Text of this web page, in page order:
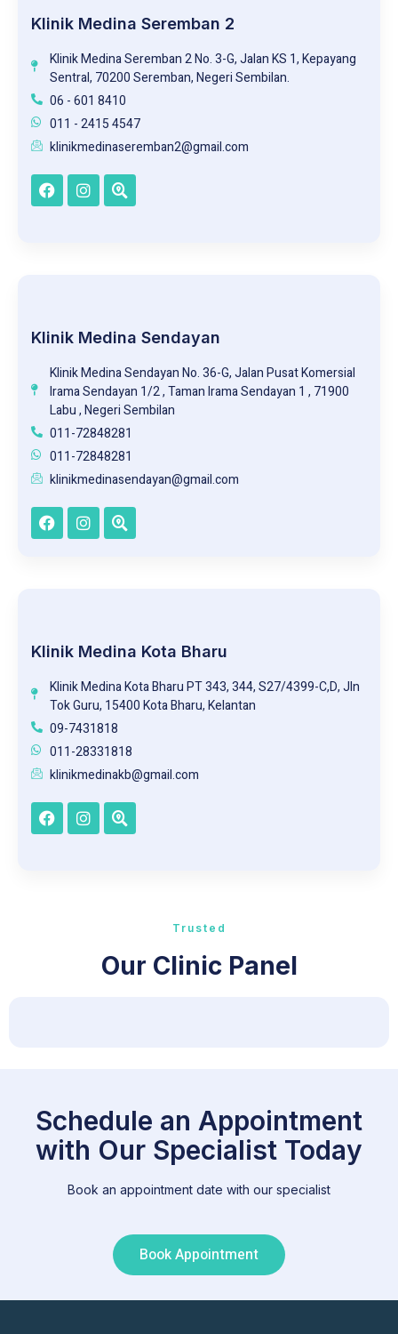
Klinik Medina Seremban 2
Klinik Medina Seremban 2 No. 3-G, Jalan KS 1, Kepayang
Sentral, 70200 Seremban, Negeri Sembilan.
06 - 601 8410
011 - 2415 4547
klinikmedinaseremban2@gmail.com
Klinik Medina Sendayan
Klinik Medina Sendayan No. 36-G, Jalan Pusat Komersial
Irama Sendayan 1/2 , Taman Irama Sendayan 1 , 71900
Labu , Negeri Sembilan
011-72848281
011-72848281
klinikmedinasendayan@gmail.com
Klinik Medina Kota Bharu
Klinik Medina Kota Bharu PT 343, 344, S27/4399-C,D, JIn
Tok Guru, 15400 Kota Bharu, Kelantan
09-7431818
011-28331818
klinikmedinakb@gmail.com
Trusted
Our Clinic Panel
Schedule an Appointment
with Our Specialist Today
Book an appointment date with our specialist
Book Appointment